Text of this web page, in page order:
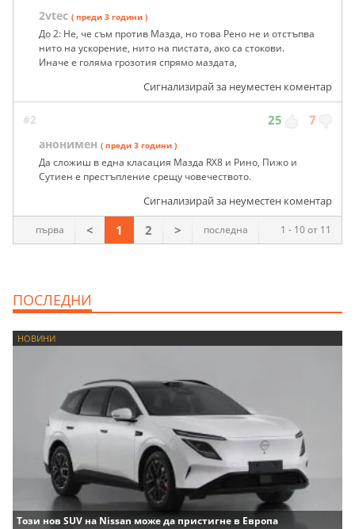
2vtec ( преди 3 години )
До 2: Не, че съм против Мазда, но това Рено не и отстъпва
нито на ускорение, нито на пистата, ако са стокови.
Иначе е голяма грозотия спрямо маздата,
Сигнализирай за неуместен коментар
#2 25 7
анонимен ( преди 3 години )
Да сложиш в една класация Мазда RX8 и Рино, Пижо и
Сутиен е престъпление срещу човечеството.
Сигнализирай за неуместен коментар
1 - 10 от 11
първа < 1 2 > последна
ПОСЛЕДНИ
НОВИНИ
Този нов SUV на Nissan може да пристигне в Европа